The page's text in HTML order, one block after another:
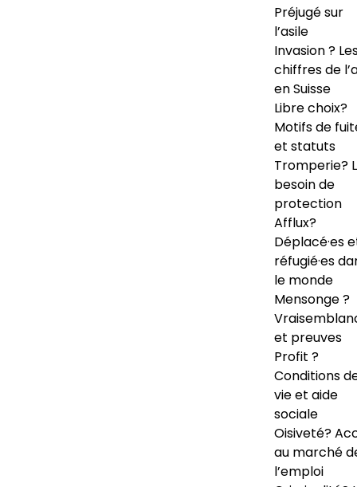
Préjugé sur
l’asile
Invasion ?
chiffres de
en Suisse
Libre choix?
Motifs de
et statuts
Tromperie?
besoin de
protection
Afflux?
Déplacé·es
réfugié·es
le monde
Mensonge ?
et preuves
Profit ?
Conditions
vie et aide
sociale
Oisiveté?
au marché
l’emploi